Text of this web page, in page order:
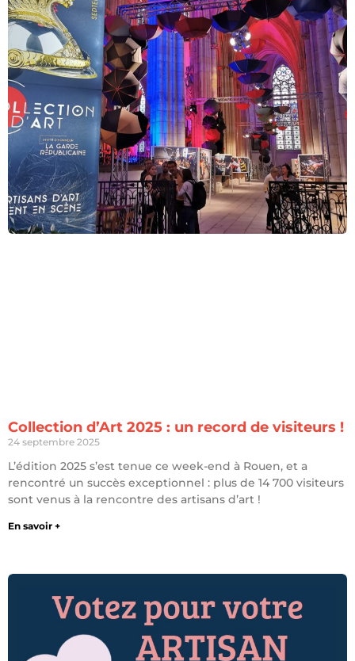
Collection d’Art 2025 : un record de visiteurs !
24 septembre 2025
L’édition 2025 s’est tenue ce week-end à Rouen, et a
rencontré un succès exceptionnel : plus de 14 700 visiteurs
sont venus à la rencontre des artisans d’art !
En savoir +